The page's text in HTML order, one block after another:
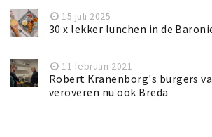
15 juli 2025
30 x lekker lunchen in de
11 februari 2021
Robert Kranenborg's burgers
veroveren nu ook Breda